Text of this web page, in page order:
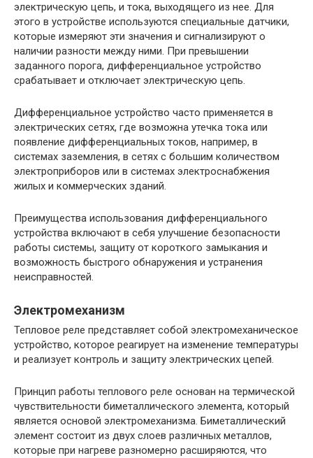
электрическую цепь, и тока, выходящего из нее. Для
этого в устройстве используются специальные датчики,
которые измеряют эти значения и сигнализируют о
наличии разности между ними. При превышении
заданного порога, дифференциальное устройство
срабатывает и отключает электрическую цепь.
Дифференциальное устройство часто применяется в
электрических сетях, где возможна утечка тока или
появление дифференциальных токов, например, в
системах заземления, в сетях с большим количеством
электроприборов или в системах электроснабжения
жилых и коммерческих зданий.
Преимущества использования дифференциального
устройства включают в себя улучшение безопасности
работы системы, защиту от короткого замыкания и
возможность быстрого обнаружения и устранения
неисправностей.
Электромеханизм
Тепловое реле представляет собой электромеханическое
устройство, которое реагирует на изменение температуры
и реализует контроль и защиту электрических цепей.
Принцип работы теплового реле основан на термической
чувствительности биметаллического элемента, который
является основой электромеханизма. Биметаллический
элемент состоит из двух слоев различных металлов,
которые при нагреве разномерно расширяются, что